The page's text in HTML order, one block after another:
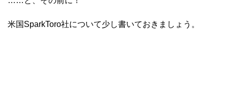
米国SparkToro社について少し書いておきましょう。